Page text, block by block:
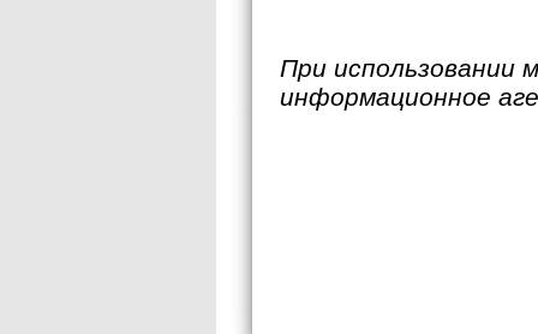
При использовании
информационное